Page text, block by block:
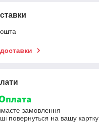
замовлення
повернуться на вашу картку